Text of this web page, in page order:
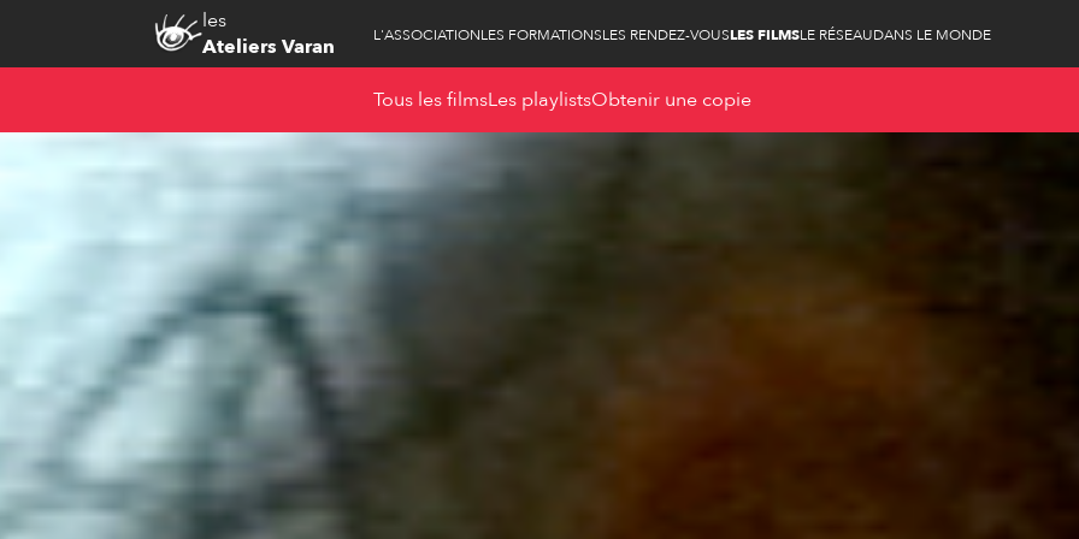
les
Ateliers Varan
L'ASSOCIATIONLES FORMATIONSLES RENDEZ-VOUSLES FILMSLE RÉSEAUDANS LE MONDE
Tous les filmsLes playlistsObtenir une copie